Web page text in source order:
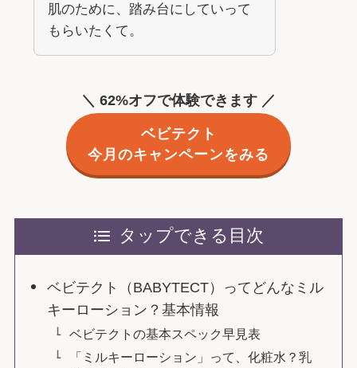
肌のために、踏み台にしていって
もらいたくて。
＼ 62%オフで体験できます ／
ベビテクト
今月のキャンペーンをみる
タップできる目次
ベビテクト（BABYTECT）ってどんなミル
キーローション？基本情報
ベビテクトの基本スペック早見表
「ミルキーローション」って、化粧水？乳